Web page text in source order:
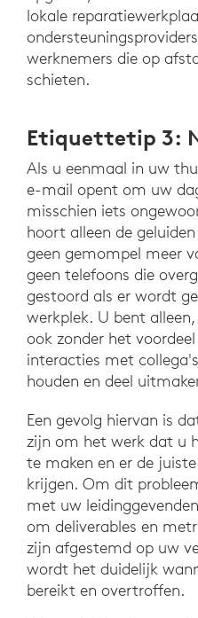
lokale
werknemers die op
schieten.
Etiquettetip 3:
Als u eenmaal in uw
e-mail opent om uw
misschien iets
hoort alleen de
geen gemompel meer
geen telefoons die
gestoord als er wordt
werkplek. U bent
ook zonder het
interacties met
houden en deel
Een gevolg hiervan is
zijn om het werk dat u
te maken en er de
krijgen. Om dit
met uw
om deliverables en
zijn afgestemd op uw
wordt het duidelijk
bereikt en overtroffen.